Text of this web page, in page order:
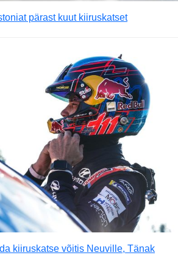
pärast kuut kiiruskatset
kiiruskatse võitis Neuville, Tänak